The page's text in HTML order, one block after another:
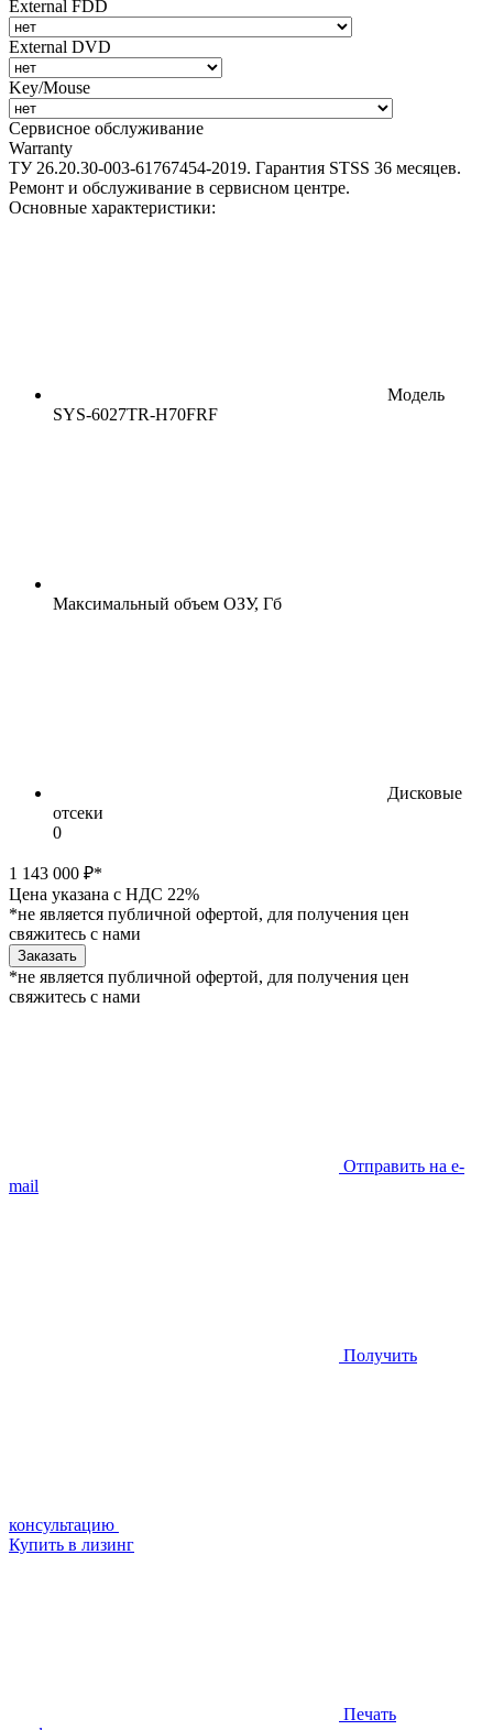
External FDD
External DVD
Key/Mouse
Сервисное обслуживание
Warranty
ТУ 26.20.30-003-61767454-2019. Гарантия STSS 36 месяцев.
Ремонт и обслуживание в сервисном центре.
Основные характеристики:
Модель
SYS-6027TR-H70FRF
Максимальный объем ОЗУ, Гб
Дисковые
отсеки
0
1 143 000 ₽*
Цена указана с НДС 22%
*не является публичной офертой, для получения цен
свяжитесь с нами
Заказать
*не является публичной офертой, для получения цен
свяжитесь с нами
Отправить на e-
mail
Получить
консультацию
Купить в лизинг
Печать